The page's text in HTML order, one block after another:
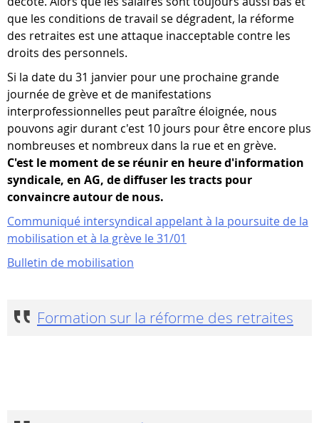
que les conditions de travail se dégradent, la réforme
des retraites est une attaque inacceptable contre les
droits des personnels.
Si la date du 31 janvier pour une prochaine grande
journée de grève et de manifestations
interprofessionnelles peut paraître éloignée, nous
pouvons agir durant c'est 10 jours pour être encore plus
nombreuses et nombreux dans la rue et en grève.
C'est le moment de se réunir en heure d'information
syndicale, en AG, de diffuser les tracts pour
convaincre autour de nous.
Communiqué intersyndical appelant à la poursuite de la
mobilisation et à la grève le 31/01
Bulletin de mobilisation
Formation sur la réforme des retraites